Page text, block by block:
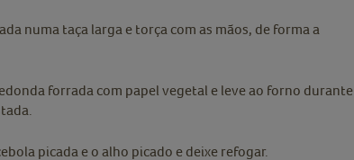
numa taça larga e torça com as mãos, de forma a
forrada com papel vegetal e leve ao forno durante
picada e o alho picado e deixe refogar.